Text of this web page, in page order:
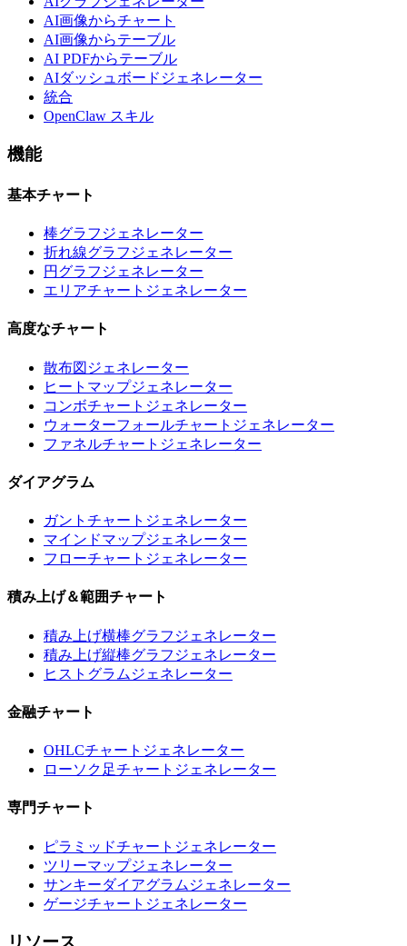
AI画像からチャート
AI画像からテーブル
AI PDFからテーブル
AIダッシュボードジェネレーター
統合
OpenClaw スキル
機能
基本チャート
棒グラフジェネレーター
折れ線グラフジェネレーター
円グラフジェネレーター
エリアチャートジェネレーター
高度なチャート
散布図ジェネレーター
ヒートマップジェネレーター
コンボチャートジェネレーター
ウォーターフォールチャートジェネレーター
ファネルチャートジェネレーター
ダイアグラム
ガントチャートジェネレーター
マインドマップジェネレーター
フローチャートジェネレーター
積み上げ＆範囲チャート
積み上げ横棒グラフジェネレーター
積み上げ縦棒グラフジェネレーター
ヒストグラムジェネレーター
金融チャート
OHLCチャートジェネレーター
ローソク足チャートジェネレーター
専門チャート
ピラミッドチャートジェネレーター
ツリーマップジェネレーター
サンキーダイアグラムジェネレーター
ゲージチャートジェネレーター